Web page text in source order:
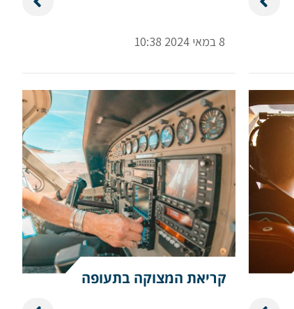
8 במאי 2024 10:38
קריאת המצוקה בתעופה